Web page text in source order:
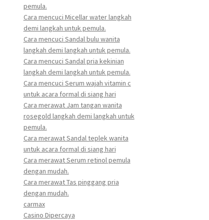
pemula.
Cara mencuci Micellar water langkah
demi langkah untuk pemula.
Cara mencuci Sandal bulu wanita
langkah demi langkah untuk pemula.
Cara mencuci Sandal pria kekinian
langkah demi langkah untuk pemula.
Cara mencuci Serum wajah vitamin c
untuk acara formal di siang hari
Cara merawat Jam tangan wanita
rosegold langkah demi langkah untuk
pemula.
Cara merawat Sandal teplek wanita
untuk acara formal di siang hari
Cara merawat Serum retinol pemula
dengan mudah.
Cara merawat Tas pinggang pria
dengan mudah.
carmax
Casino Dipercaya